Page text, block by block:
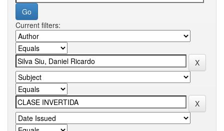
Current filters: